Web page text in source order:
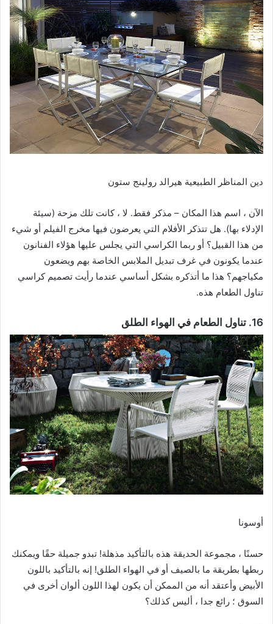
دين المناظر الطبيعية هيرالد رولينج ستون
الآن ، اسم هذا المكان – مذكر فقط. لا ، كانت تلك مزحة (سيئة
الإدلاء بها). هل تتذكر الأفلام التي يعرضون فيها مخرج الفيلم أو شيء
من هذا القبيل؟ أو ربما الكراسي التي يجلس عليها هؤلاء الفنانون
عندما يكونون في غرف تبديل الملابس الخاصة بهم ويضعون
مكياجهم؟ هذا ما أتذكره بشكل أساسي عندما رأيت تصميم كراسي
تناول الطعام هذه.
16. تناول الطعام في الهواء الطلق
أوسونا
حسنًا ، مجموعة الحديقة هذه بالتأكيد مذهلة! تبدو جميلة حقًا ويمكنك
ربطها بطريقة ما بالصيف أو في الهواء الطلق! إنه بالتأكيد باللون
الأبيض وأعتقد أنه من الممكن أن يكون لهذا اللون ألوان أخرى في
السوق ؛ رائع جدا ، أليس كذلك؟